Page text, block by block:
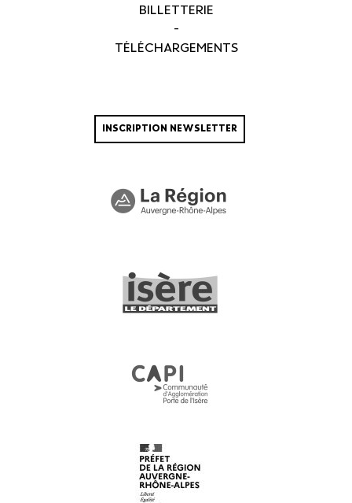
BILLETTERIE
-
TÉLÉCHARGEMENTS
INSCRIPTION NEWSLETTER